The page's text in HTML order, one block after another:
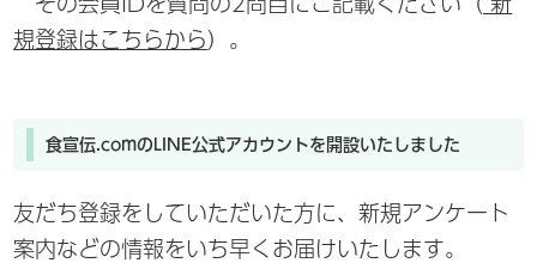
規登録はこちらから ）。
食宣伝.comのLINE公式アカウントを開設いたしました
友だち登録をしていただいた方に、新規アンケート
案内などの情報をいち早くお届けいたします。